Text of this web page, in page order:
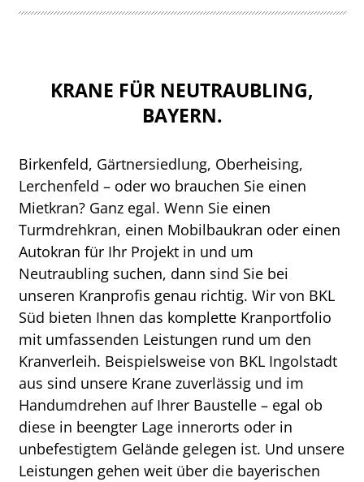
KRANE FÜR NEUTRAUBLING,
BAYERN.
Birkenfeld, Gärtnersiedlung, Oberheising,
Lerchenfeld – oder wo brauchen Sie einen
Mietkran? Ganz egal. Wenn Sie einen
Turmdrehkran, einen Mobilbaukran oder einen
Autokran für Ihr Projekt in und um
Neutraubling suchen, dann sind Sie bei
unseren Kranprofis genau richtig. Wir von BKL
Süd bieten Ihnen das komplette Kranportfolio
mit umfassenden Leistungen rund um den
Kranverleih. Beispielsweise von BKL Ingolstadt
aus sind unsere Krane zuverlässig und im
Handumdrehen auf Ihrer Baustelle – egal ob
diese in beengter Lage innerorts oder in
unbefestigtem Gelände gelegen ist. Und unsere
Leistungen gehen weit über die bayerischen